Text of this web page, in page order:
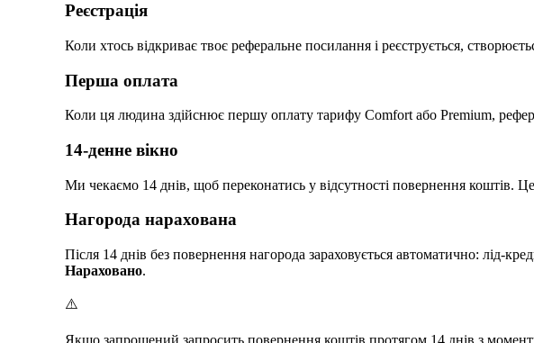
Реєстрація
Коли хтось відкриває твоє реферальне посилання і реєструється,
Перша оплата
Коли ця людина здійснює першу оплату тарифу Comfort або Premium,
14-денне вікно
Ми чекаємо 14 днів, щоб переконатись у відсутності повернення коштів.
Нагорода нарахована
Після 14 днів без повернення нагорода зараховується автоматично: лід-
Нараховано.
⚠️